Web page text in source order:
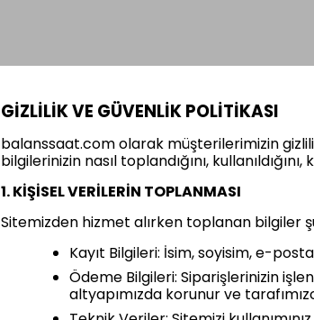
GİZLİLİK VE GÜVENLİK POLİTİKASI
balanssaat.com olarak müşterilerimizin
bilgilerinizin nasıl toplandığını,
1. KİŞİSEL VERİLERİN TOPLANMASI
Sitemizden hizmet alırken toplanan bilgiler
Kayıt Bilgileri: İsim, soyisim, e-
Ödeme Bilgileri: Siparişlerinizin
altyapımızda korunur ve